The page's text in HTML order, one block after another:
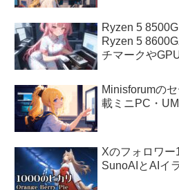
Ryzen 5
Ryzen 5
チマークや
Minisforumの
載ミニPC・
Xのフォロワ
SunoAIとAIイ